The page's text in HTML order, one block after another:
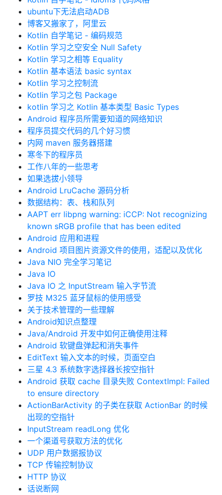
ubuntu下无法启动ADB
博客又搬家了，阿里云
Kotlin 自学笔记 - 编码规范
Kotlin 学习之空安全 Null Safety
Kotlin 学习之相等 Equality
Kotlin 基本语法 basic syntax
Kotlin 学习之控制流
Kotlin 学习之包 Package
kotlin 学习之 Kotlin 基本类型 Basic Types
Android 程序员所需要知道的网络知识
程序员提交代码的几个好习惯
内网 maven 服务器搭建
寒冬下的程序员
工作八年的一些思考
如果选拔小领导
Android LruCache 源码分析
数据结构：表、栈和队列
AAPT err libpng warning: iCCP: Not recognizing
known sRGB profile that has been edited
Android 应用和进程
Android 项目图片资源文件的使用，适配以及优化
Java NIO 完全学习笔记
Java IO
Java IO 之 InputStream 输入字节流
罗技 M325 蓝牙鼠标的使用感受
关于技术管理的一些理解
Android知识点整理
Java/Android 开发中如何正确使用注释
Android 软键盘弹起和消失事件
EditText 输入文本的时候，页面空白
三星 4.3 系统数字选择器长按空指针
Android 获取 cache 目录失败 ContextImpl: Failed
to ensure directory
ActionBarActivity 的子类在获取 ActionBar 的时候
出现的空指针
InputStream readLong 优化
一个渠道号获取方法的优化
UDP 用户数据报协议
TCP 传输控制协议
HTTP 协议
话说断网